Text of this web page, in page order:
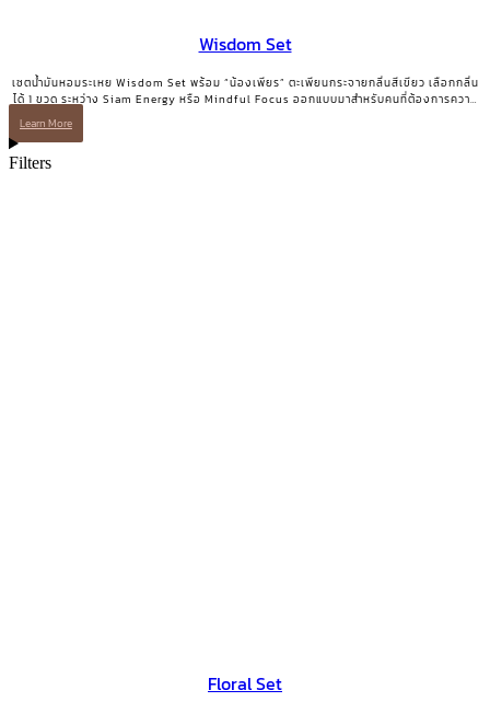
Wisdom Set
เซตน้ำมันหอมระเหย Wisdom Set พร้อม “น้องเพียร” ตะเพียนกระจายกลิ่นสีเขียว เลือกกลิ่น
ได้ 1 ขวด ระหว่าง Siam Energy หรือ Mindful Focus ออกแบบมาสำหรับคนที่ต้องการความ
Learn More
Filters
Floral Set